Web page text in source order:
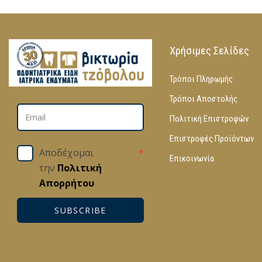
Αποδέχομαι
την Πολιτική
Απορρήτου
*
SUBSCRIBE
Χρήσιμες Σελίδες
Τρόποι Πληρωμής
Τρόποι Αποστολής
Πολιτική Επιστροφών
Επιστροφές Προϊόντων
Επικοινωνία